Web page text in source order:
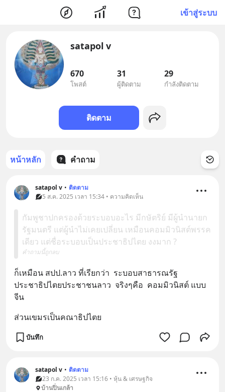
เข้าสู่ระบบ
satapol​ v
670
โพสต์
31
ผู้ติดตาม
29
กำลังติดตาม
ติดตาม
หน้าหลัก คำถาม
satapol​ v • ติดตาม
5 ส.ค. 2025 เวลา 15:34 • ความคิดเห็น
กัมพูชาปกครองด้วยระบอบอะไร มีกษัตริย์ มีผู้นำนายก
รัฐมนตรี แต่ผู้นำไม่เคยเปลี่ยน เหมือนคอมมิวนิสต์พรรค
เดียว แต่ชื่อระบอบเป็นประชาธิปไตย งงมาก ?
คำถามนี้ถูกลบ
ก็เหมือน​ สปป.ลาว​ ที่เรียกว่า​  ระบอบสาธารณรัฐ
ประชาธิปไตยประชาชนลาว​  จริงๆคือ​  คอมมิวนิสต์​ แบบ
จีน
ส่วนเขมรเป็นคณาธิปไตย​
บันทึก
satapol​ v • ติดตาม
23 ก.ค. 2025 เวลา 15:16 • หุ้น & เศรษฐกิจ
บ้านปิ่นเกล้า